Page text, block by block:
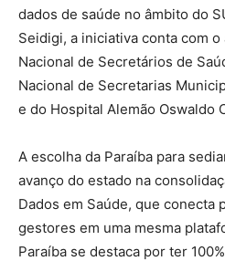
dados de saúde no âmbito do
Seidigi, a iniciativa conta com
Nacional de Secretários de
Nacional de Secretarias
e do Hospital Alemão Oswaldo
A escolha da Paraíba para
avanço do estado na
Dados em Saúde, que conecta
gestores em uma mesma
Paraíba se destaca por ter